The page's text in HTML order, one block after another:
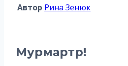
Автор Рина Зенюк
Мурмартр!